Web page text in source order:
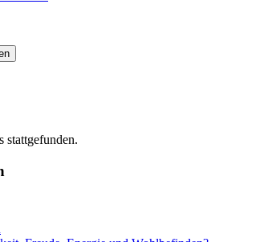
stattgefunden.